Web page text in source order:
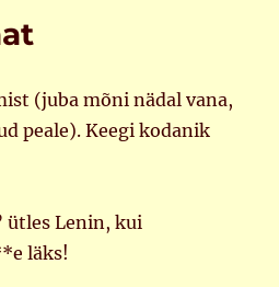
(juba mõni nädal vana,
peale). Keegi kodanik
ütles Lenin, kui
läks!